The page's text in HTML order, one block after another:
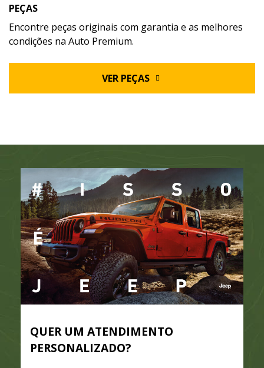
PEÇAS
Encontre peças originais com garantia e as melhores
condições na Auto Premium.
VER PEÇAS
QUER UM ATENDIMENTO
PERSONALIZADO?